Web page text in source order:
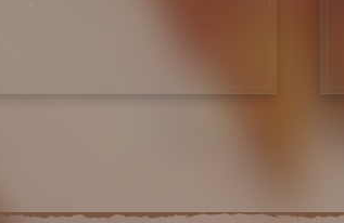
блюду пикантные нотки,